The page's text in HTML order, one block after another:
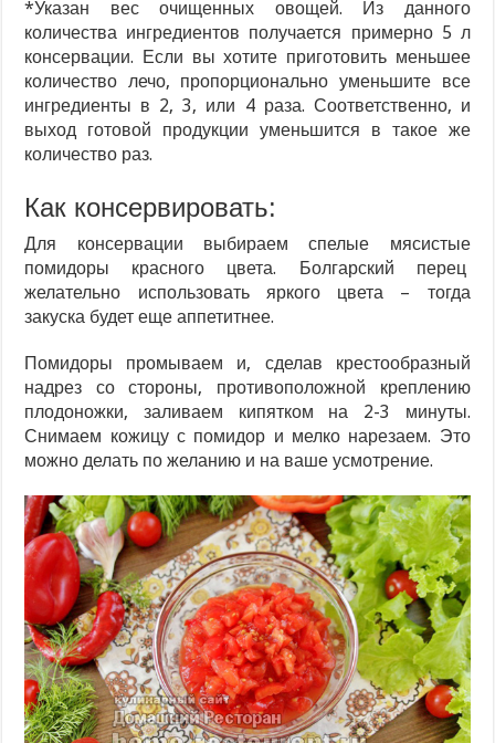
*Указан вес очищенных овощей. Из данного
количества ингредиентов получается примерно 5 л
консервации. Если вы хотите приготовить меньшее
количество лечо, пропорционально уменьшите все
ингредиенты в 2, 3, или 4 раза. Соответственно, и
выход готовой продукции уменьшится в такое же
количество раз.
Как консервировать:
Для консервации выбираем спелые мясистые
помидоры красного цвета. Болгарский перец
желательно использовать яркого цвета – тогда
закуска будет еще аппетитнее.
Помидоры промываем и, сделав крестообразный
надрез со стороны, противоположной креплению
плодоножки, заливаем кипятком на 2-3 минуты.
Снимаем кожицу с помидор и мелко нарезаем. Это
можно делать по желанию и на ваше усмотрение.